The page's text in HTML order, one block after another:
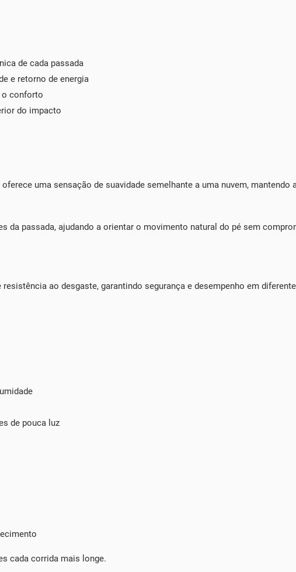
de cada passada
e retorno de energia
o conforto
do impacto
uma sensação de suavidade semelhante a uma nuvem,
da passada, ajudando a orientar o movimento natural do pé sem
ao desgaste, garantindo segurança e desempenho em
de pouca luz
cada corrida mais longe.